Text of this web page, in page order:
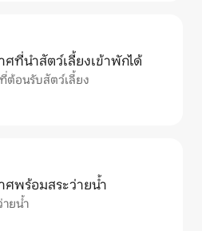
ที่นำสัตว์เลี้ยงเข้าพักได้
ต้อนรับสัตว์เลี้ยง
พร้อมสระว่ายน้ำ
ยน้ำ